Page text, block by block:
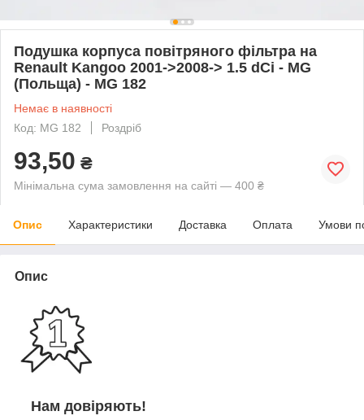
Подушка корпуса повітряного фільтра на
Renault Kangoo 2001->2008-> 1.5 dCi - MG
(Польща) - MG 182
Немає в наявності
Код: MG 182
Роздріб
93,50 ₴
Мінімальна сума замовлення на сайті — 400 ₴
Опис Характеристики Доставка Оплата Умови
Опис
Нам довіряють!